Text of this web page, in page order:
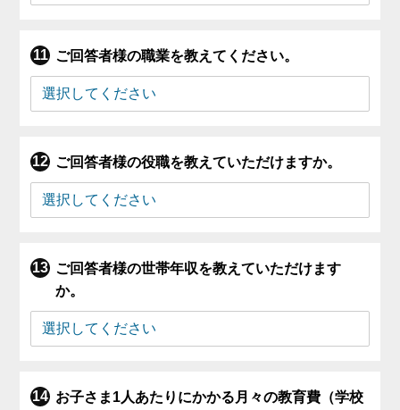
ご回答者様の職業を教えてください。
ご回答者様の役職を教えていただけますか。
ご回答者様の世帯年収を教えていただけます
か。
お子さま1人あたりにかかる月々の教育費（学校